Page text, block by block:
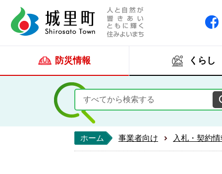
防災情報 くらし
ホーム 事業者向け 入札・契約